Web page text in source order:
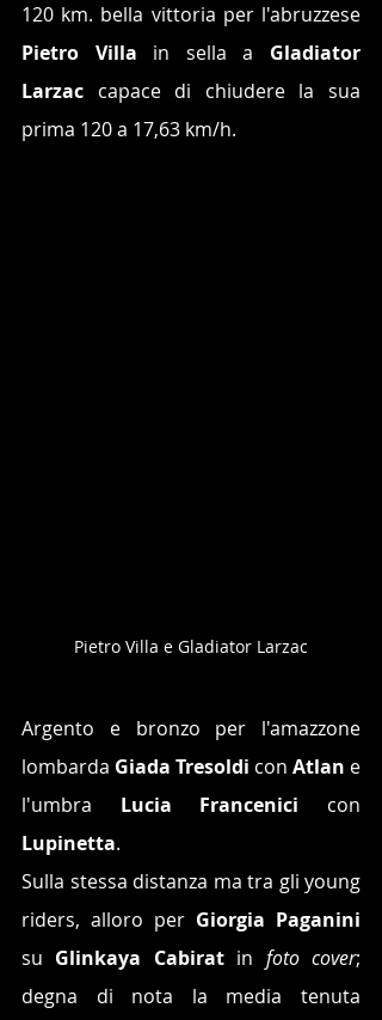
Pietro Villa in sella a Gladiator
Larzac capace di chiudere la sua
prima 120 a 17,63 km/h.
Pietro Villa e Gladiator Larzac
Argento e bronzo per l'amazzone
lombarda Giada Tresoldi con Atlan e
l'umbra Lucia Francenici
Lupinetta.
Sulla stessa distanza ma tra gli young
riders, alloro per Giorgia Paganini
su Glinkaya Cabirat in foto cover;
degna di nota la media tenuta